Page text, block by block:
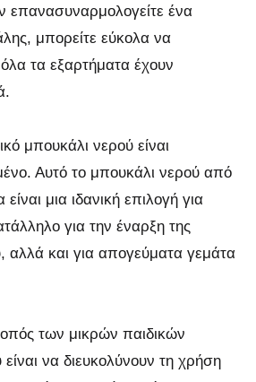
επανασυναρμολογείτε ένα
μπορείτε εύκολα να
τα εξαρτήματα έχουν
μπουκάλι νερού είναι
Αυτό το μπουκάλι νερού από
μια ιδανική επιλογή για
για την έναρξη της
αλλά και για απογεύματα γεμάτα
των μικρών παιδικών
να διευκολύνουν τη χρήση